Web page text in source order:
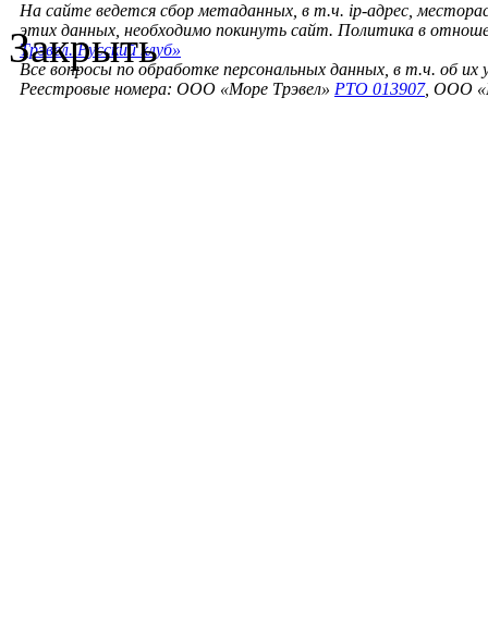
На сайте ведется сбор метаданных, в т.ч. ip-адрес,
этих данных, необходимо покинуть сайт. Политика в
Трэвел. Русский клуб»
Все вопросы по обработке персональных данных, в т.ч. об их
Реестровые номера: ООО «Море Трэвел» РТО 013907, ООО
Закрыть